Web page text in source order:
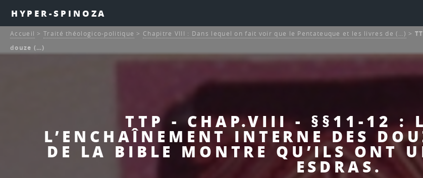
HYPER-SPINOZA
TTP - CHAP.VIII - §§11-12 :
L’ENCHAÎNEMENT INTERNE DES
DE LA BIBLE MONTRE QU’ILS ONT
ESDRAS.
Accueil >Traité théologico-politique > Chapitre VIII : Dans lequel on fait voir que le Pentateuque et les livres de (…) >
douze (…)